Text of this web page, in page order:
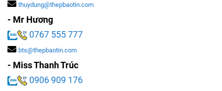
thuydung@thepbaotin.com
- Mr Hương
0767 555 777
bts@thepbaotin.com
- Miss Thanh Trúc
0906 909 176